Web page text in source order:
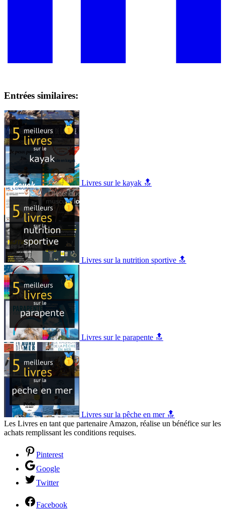
Entrées similaires:
Livres sur le kayak 🔝
Livres sur la nutrition sportive 🔝
Livres sur le parapente 🔝
Livres sur la pêche en mer 🔝
Les Livres en tant que partenaire Amazon, réalise un bénéfice sur les
achats remplissant les conditions requises.
Pinterest
Google
Twitter
Facebook